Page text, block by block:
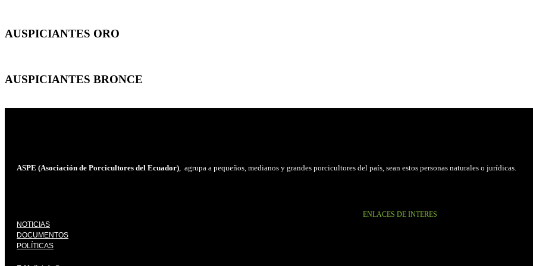
AUSPICIANTES ORO
AUSPICIANTES BRONCE
ASPE (Asociación de Porcicultores del Ecuador), agrupa a pequeños, medianos y grandes porcicultores del país, sean estos personas naturales o jurídicas.
ENLACES DE INTERES
NOTICIAS
DOCUMENTOS
POLÍTICAS